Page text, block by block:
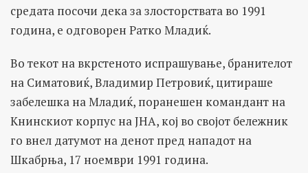
средата посочи дека за злосторствата во 1991
година, е одговорен Ратко Младиќ.
Во текот на вкрстеното испрашување, бранителот
на Симатовиќ, Владимир Петровиќ, цитираше
забелешка на Младиќ, поранешен командант на
Книнскиот корпус на ЈНА, кој во својот бележник
го внел датумот на денот пред нападот на
Шкабрња, 17 ноември 1991 година.